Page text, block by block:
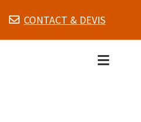
CONTACT & DEVIS